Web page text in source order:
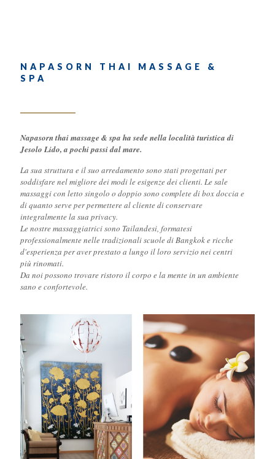
NAPASORN THAI MASSAGE &
SPA
Napasorn thai massage & spa ha sede nella località turistica di
Jesolo Lido, a pochi passi dal mare.
La sua struttura e il suo arredamento sono stati progettati per
soddisfare nel migliore dei modi le esigenze dei clienti. Le sale
massaggi con letto singolo o doppio sono complete di box doccia e
di quanto serve per permettere al cliente di conservare
integralmente la sua privacy.
Le nostre massaggiatrici sono Tailandesi, formatesi
professionalmente nelle tradizionali scuole di Bangkok e ricche
d'esperienza per aver prestato a lungo il loro servizio nei centri
più rinomati.
Da noi possono trovare ristoro il corpo e la mente in un ambiente
sano e confortevole.